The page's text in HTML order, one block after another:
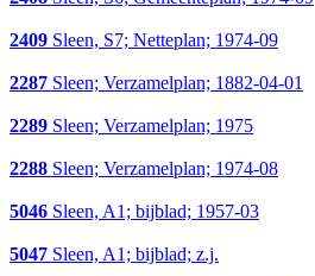
2409 Sleen, S7; Netteplan; 1974-09
2287 Sleen; Verzamelplan; 1882-04-01
2289 Sleen; Verzamelplan; 1975
2288 Sleen; Verzamelplan; 1974-08
5046 Sleen, A1; bijblad; 1957-03
5047 Sleen, A1; bijblad; z.j.